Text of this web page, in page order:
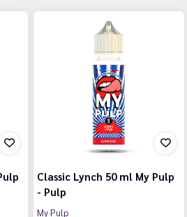
Classic Lynch 50 ml My Pulp
- Pulp
My Pulp